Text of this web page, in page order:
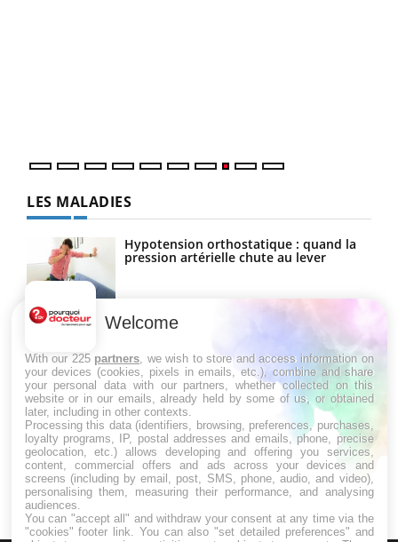
LES MALADIES
Hypotension orthostatique : quand la
pression artérielle chute au lever
Drépanocytose : une déformation des
Maladie de Charcot (Sclérose latérale
amyotrophique)
Welcome
With our 225 partners , we wish to store and access information on
your devices (cookies, pixels in emails, etc.), combine and share
your personal data with our partners, whether collected on this
website or in our emails, already held by some of us, or obtained
later, including in other contexts.
Processing this data (identifiers, browsing, preferences, purchases,
loyalty programs, IP, postal addresses and emails, phone, precise
geolocation, etc.) allows developing and offering you services,
content, commercial offers and ads across your devices and
screens (including by email, post, SMS, phone, audio, and video),
personalising them, measuring their performance, and analysing
audiences.
You can "accept all" and withdraw your consent at any time via the
"cookies" footer link . You can also "set detailed preferences" and